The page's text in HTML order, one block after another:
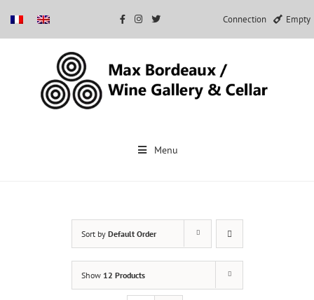
Connection Empty
Menu
Sort by Default Order
Show 12 Products